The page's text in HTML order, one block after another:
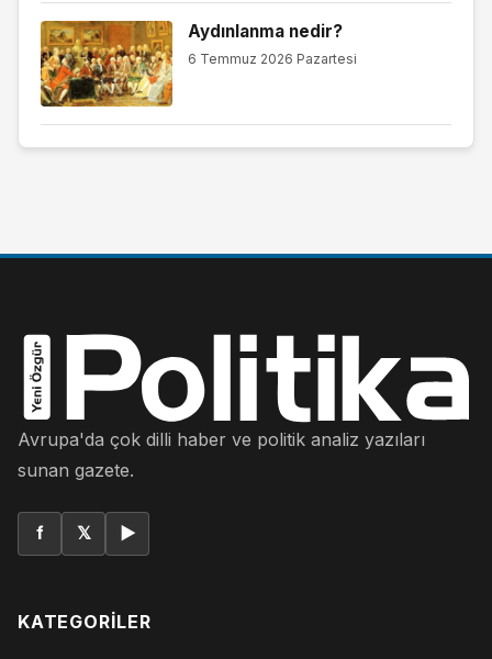
Aydınlanma nedir?
6 Temmuz 2026 Pazartesi
Avrupa'da çok dilli haber ve politik analiz yazıları
sunan gazete.
f 𝕏 ▶
KATEGORILER